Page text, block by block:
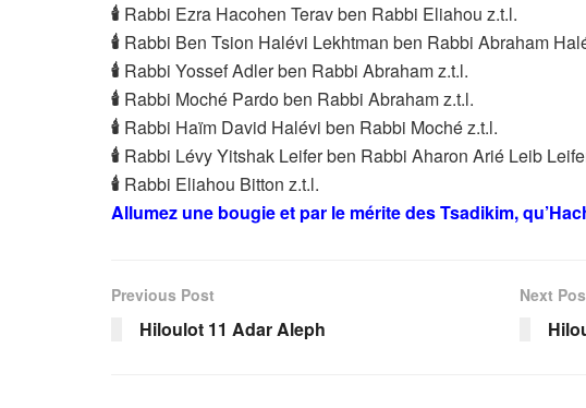
🕯 Rabbi Ezra Hacohen Terav ben Rabbi Eliahou z.t.l.
🕯 Rabbi Ben Tsion Halévi Lekhtman ben Rabbi Abraham
🕯 Rabbi Yossef Adler ben Rabbi Abraham z.t.l.
🕯 Rabbi Moché Pardo ben Rabbi Abraham z.t.l.
🕯 Rabbi Haïm David Halévi ben Rabbi Moché z.t.l.
🕯 Rabbi Lévy Yitshak Leifer ben Rabbi Aharon Arié Leib
🕯 Rabbi Eliahou Bitton z.t.l.
Allumez une bougie et par le mérite des Tsadikim,
Previous Post
Hiloulot 11 Adar Aleph
Next